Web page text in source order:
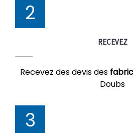
2
RECEVEZ
Recevez des devis des
Doubs
3